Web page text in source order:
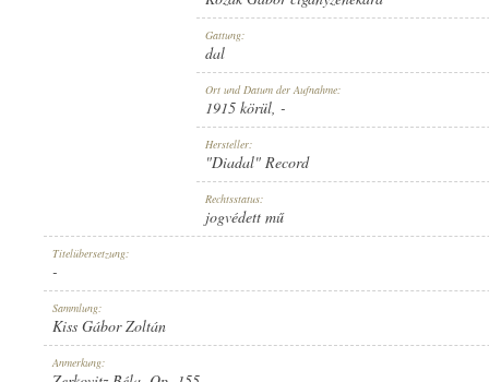
1915 KÖRÜL
"DIADAL" RECORD
D 1469
Gattung:
dal
Ort und Datum der Aufnahme:
1915 körül, -
Hersteller:
"Diadal" Record
Rechtsstatus:
jogvédett mű
Titelübersetzung:
-
Sammlung:
Kiss Gábor Zoltán
Anmerkung: